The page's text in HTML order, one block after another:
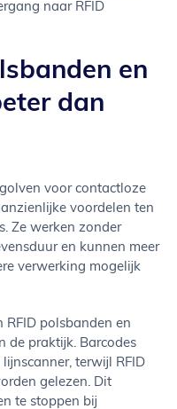
naar RFID
en
dan
voor contactloze
voordelen ten
Ze werken zonder
en kunnen meer
verwerking mogelijk
RFID polsbanden en
de praktijk. Barcodes
terwijl RFID
gelezen. Dit
te stoppen bij